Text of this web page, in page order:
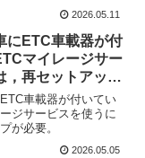
2026.05.11
にETC車載器が付
マイレージサー
，再セットアップ
車載器が付いてい
ジサービスを使うに
が必要。
2026.05.05